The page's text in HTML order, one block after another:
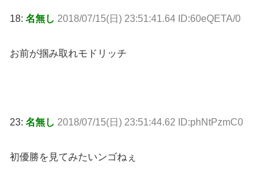
18: 名無し 2018/07/15(日) 23:51:41.64 ID:60eQETA/0
お前が掴み取れモドリッチ
23: 名無し 2018/07/15(日) 23:51:44.62 ID:phNtPzmC0
初優勝を見てみたいンゴねぇ